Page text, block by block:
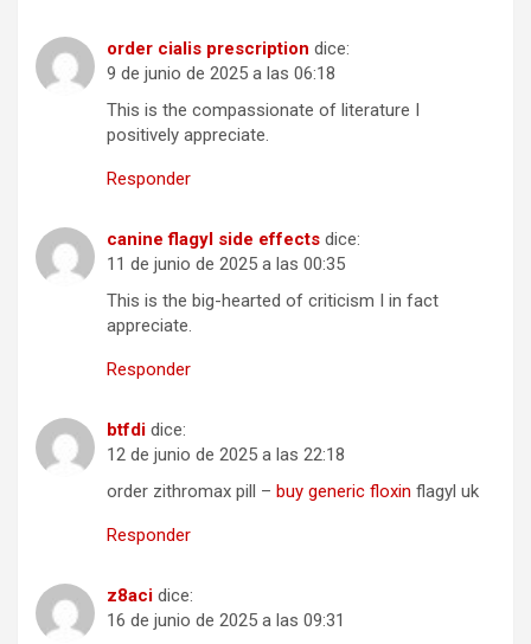
order cialis prescription dice:
9 de junio de 2025 a las 06:18
This is the compassionate of literature I
positively appreciate.
Responder
canine flagyl side effects dice:
11 de junio de 2025 a las 00:35
This is the big-hearted of criticism I in fact
appreciate.
Responder
btfdi dice:
12 de junio de 2025 a las 22:18
order zithromax pill – buy generic floxin flagyl uk
Responder
z8aci dice:
16 de junio de 2025 a las 09:31